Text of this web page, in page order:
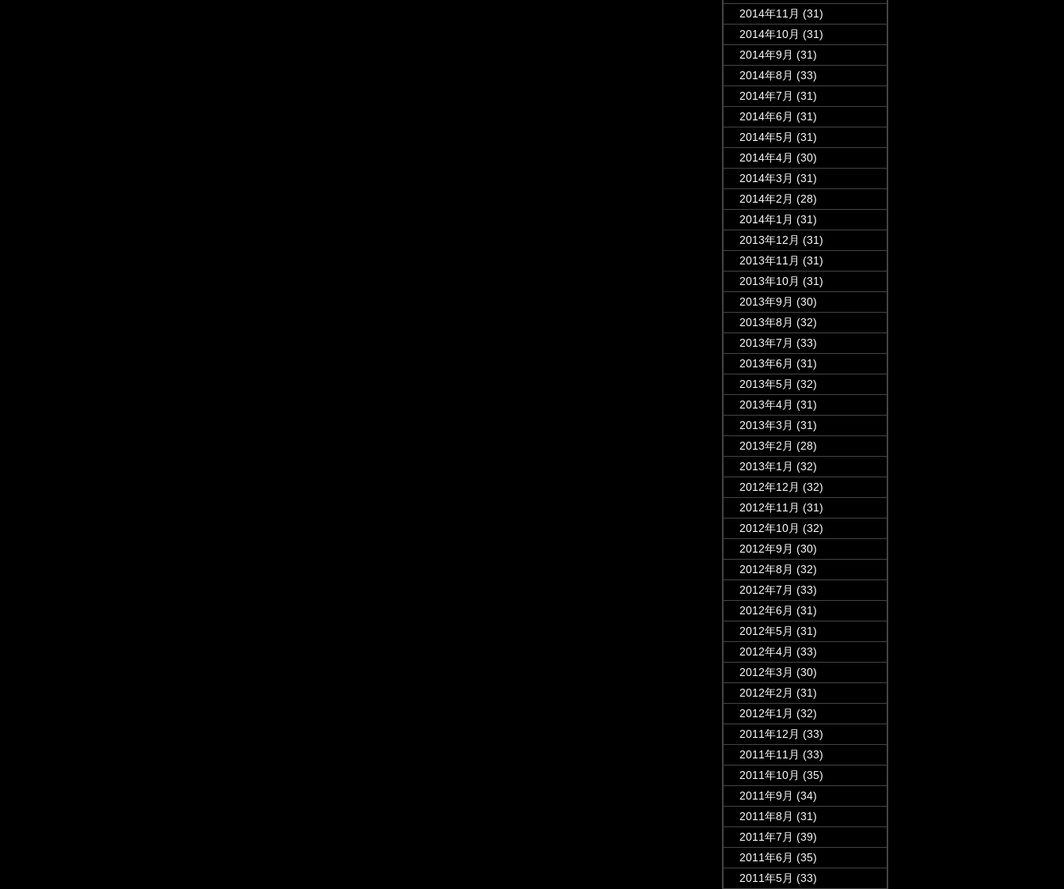
2014年11月 (31)
2014年10月 (31)
2014年9月 (31)
2014年8月 (33)
2014年7月 (31)
2014年6月 (31)
2014年5月 (31)
2014年4月 (30)
2014年3月 (31)
2014年2月 (28)
2014年1月 (31)
2013年12月 (31)
2013年11月 (31)
2013年10月 (31)
2013年9月 (30)
2013年8月 (32)
2013年7月 (33)
2013年6月 (31)
2013年5月 (32)
2013年4月 (31)
2013年3月 (31)
2013年2月 (28)
2013年1月 (32)
2012年12月 (32)
2012年11月 (31)
2012年10月 (32)
2012年9月 (30)
2012年8月 (32)
2012年7月 (33)
2012年6月 (31)
2012年5月 (31)
2012年4月 (33)
2012年3月 (30)
2012年2月 (31)
2012年1月 (32)
2011年12月 (33)
2011年11月 (33)
2011年10月 (35)
2011年9月 (34)
2011年8月 (31)
2011年7月 (39)
2011年6月 (35)
2011年5月 (33)